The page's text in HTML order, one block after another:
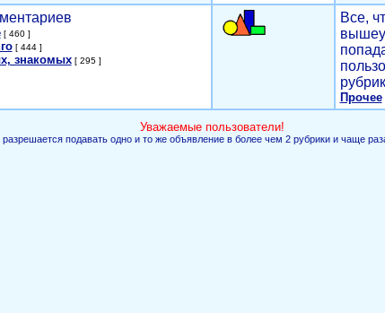
[ 460 ]
[ 444 ]
знакомых[ 295 ]
Все,
Прочее
Уважаемые пользователи!
разрешается подавать одно и то же объявление в более чем 2 рубрики и чаще